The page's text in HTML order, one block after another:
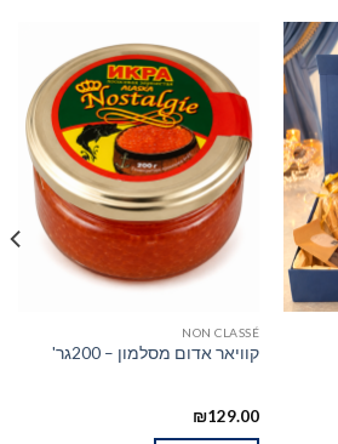
NON CLASSÉ
קוויאר אדום מסלמון – 200גר'
₪129.00